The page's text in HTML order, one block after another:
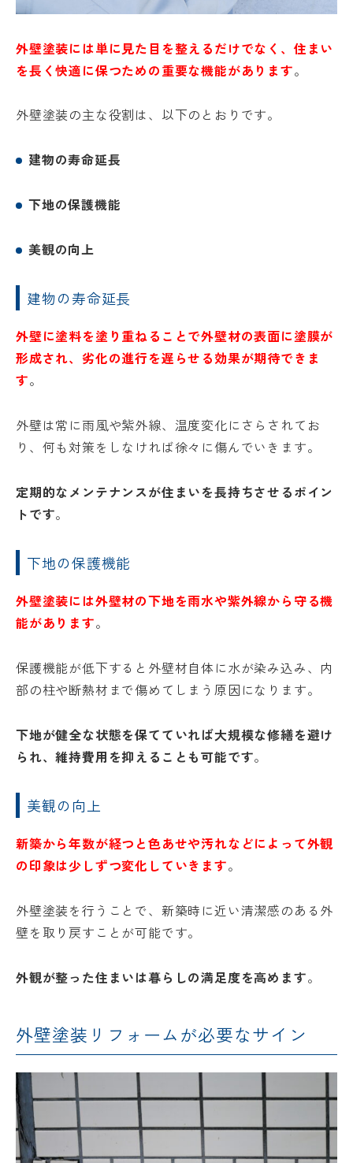
外壁塗装には単に見た目を整えるだけでなく、住まい
を長く快適に保つための重要な機能があります。
外壁塗装の主な役割は、以下のとおりです。
建物の寿命延長
下地の保護機能
美観の向上
建物の寿命延長
外壁に塗料を塗り重ねることで外壁材の表面に塗膜が
形成され、劣化の進行を遅らせる効果が期待できま
す。
外壁は常に雨風や紫外線、温度変化にさらされてお
り、何も対策をしなければ徐々に傷んでいきます。
定期的なメンテナンスが住まいを長持ちさせるポイン
トです。
下地の保護機能
外壁塗装には外壁材の下地を雨水や紫外線から守る機
能があります。
保護機能が低下すると外壁材自体に水が染み込み、内
部の柱や断熱材まで傷めてしまう原因になります。
下地が健全な状態を保てていれば大規模な修繕を避け
られ、維持費用を抑えることも可能です。
美観の向上
新築から年数が経つと色あせや汚れなどによって外観
の印象は少しずつ変化していきます。
外壁塗装を行うことで、新築時に近い清潔感のある外
壁を取り戻すことが可能です。
外観が整った住まいは暮らしの満足度を高めます。
外壁塗装リフォームが必要なサイン